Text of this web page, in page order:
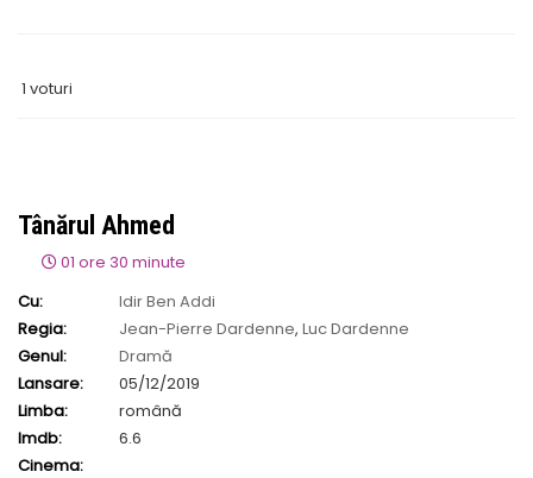
1 voturi
Tânărul Ahmed
01 ore 30 minute
Cu:
Idir Ben Addi
Regia:
Jean-Pierre Dardenne, Luc Dardenne
Genul:
Dramă
Lansare:
05/12/2019
Limba:
română
Imdb:
6.6
Cinema: